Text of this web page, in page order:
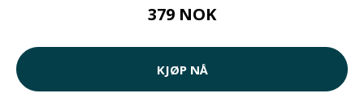
379 NOK
KJØP NÅ